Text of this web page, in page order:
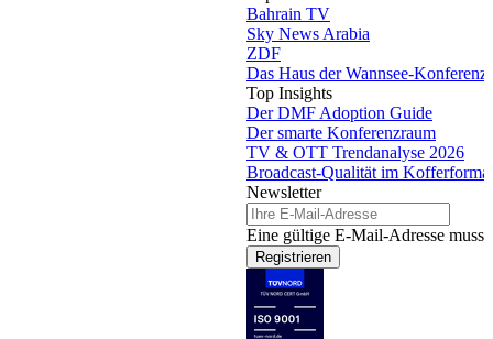
Bahrain TV
Sky News Arabia
ZDF
Das Haus der Wannsee-Konferenz
Top Insights
Der DMF Adoption Guide
Der smarte Konferenzraum
TV & OTT Trendanalyse 2026
Broadcast-Qualität im Kofferformat
Newsletter
Eine gültige E-Mail-Adresse muss
Registrieren